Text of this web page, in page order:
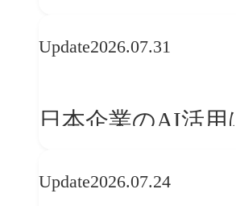
──「優れたブラン
か
Update2026.07.31
日本企業のAI活用
レンドに見る「人
Update2026.07.24